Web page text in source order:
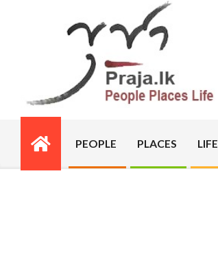
PRAJA.LK
Primary
Navigation
PEOPLE PLACES LIFE